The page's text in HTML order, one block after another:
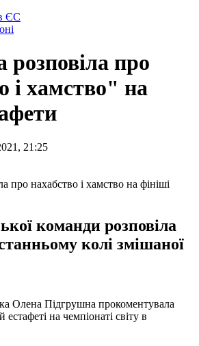
ЄС
про
і хамство" на
21:25
команди розповіла
колі змішаної
Олена Підгрушна прокоментувала
естафеті на чемпіонаті світу в